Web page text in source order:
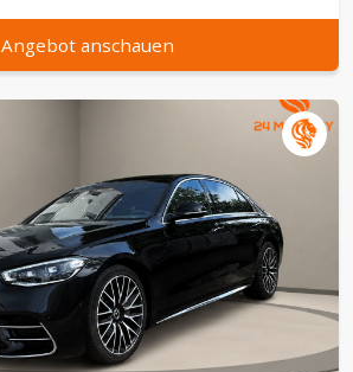
Angebot anschauen